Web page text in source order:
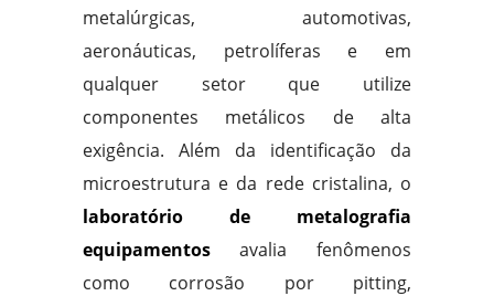
metalúrgicas, automotivas,
aeronáuticas, petrolíferas e em
qualquer setor que utilize
componentes metálicos de alta
exigência. Além da identificação da
microestrutura e da rede cristalina, o
laboratório de metalografia
equipamentosavalia fenômenos
como corrosão por pitting,